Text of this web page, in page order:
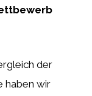
der
haben wir